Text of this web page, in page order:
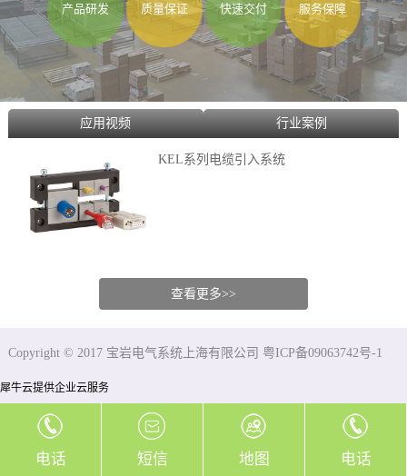
产品研发 质量保证 快速交付 服务保障
应用视频 行业案例
KEL系列电缆引入系统
查看更多>>
Copyright © 2017 宝岩电气系统上海有限公司 粤ICP备09063742号-1
犀牛云提供企业云服务
电话 短信 地图 电话